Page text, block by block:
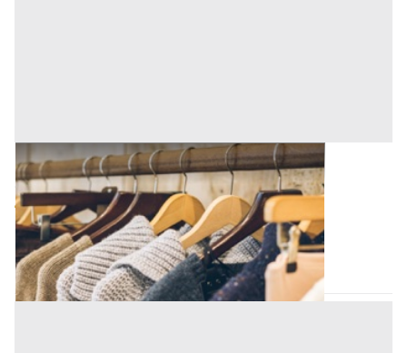
Capi Vestiari all'asta a Padova
Padova (Padova)
Offerta minima
45 €
Codice asta:AT713780283
Asta chiusa